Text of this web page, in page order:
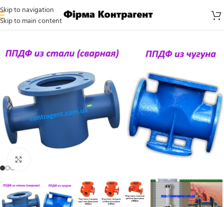
Skip to navigation
Skip to main content